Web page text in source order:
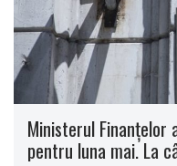
Ministerul
pentru luna mai. La